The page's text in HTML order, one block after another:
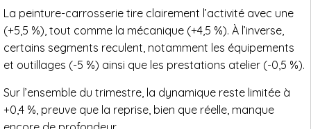
La peinture-carrosserie tire clairement l’activité avec une
(+5,5 %), tout comme la mécanique (+4,5 %). À l’inverse,
certains segments reculent, notamment les équipements
et outillages (-5 %) ainsi que les prestations atelier (-0,5 %).
Sur l’ensemble du trimestre, la dynamique reste limitée à
+0,4 %, preuve que la reprise, bien que réelle, manque